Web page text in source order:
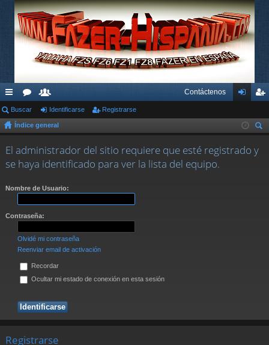
nl
ac
es
rá
s
or
os
su
ari
os
Contáctenos
nti
fic
ist
Buscar Identificarse Registrarse
Índice general
car
El administrador del sitio requiere que esté registrado y
se haya identificado para ver la lista del equipo.
Nombre de Usuario:
Contraseña:
Olvidé mi contraseña
Reenviar email de activación
Recordar
Ocultar mi estado de conexión en esta sesión
Registrarse